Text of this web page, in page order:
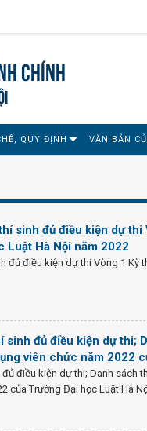
chính
QUY ĐỊNH VĂN BẢN
sinh đủ điều kiện dự thi
Luật Hà Nội năm 2022
đủ điều kiện dự thi Vòng 1 Kỳ
sinh đủ điều kiện dự thi;
viên chức năm 2022
điều kiện dự thi; Danh sách
của Trường Đại học Luật Hà